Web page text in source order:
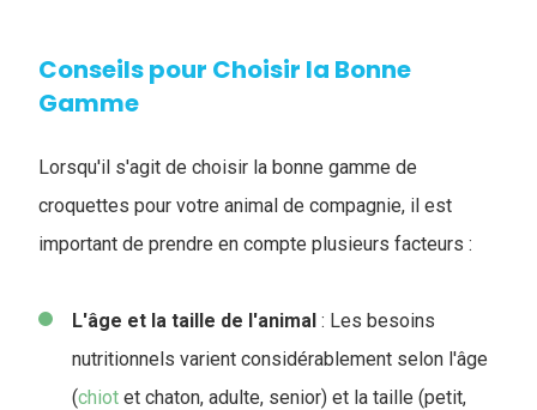
Conseils pour Choisir la Bonne
Gamme
Lorsqu'il s'agit de choisir la bonne gamme de
croquettes pour votre animal de compagnie, il est
important de prendre en compte plusieurs facteurs :
L'âge et la taille de l'animal : Les besoins
nutritionnels varient considérablement selon l'âge
(chiot et chaton, adulte, senior) et la taille (petit,